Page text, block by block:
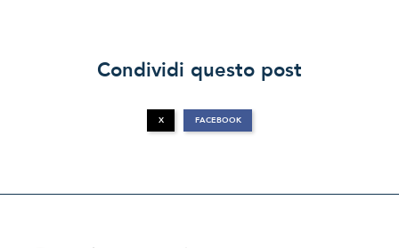
Condividi questo post
X FACEBOOK